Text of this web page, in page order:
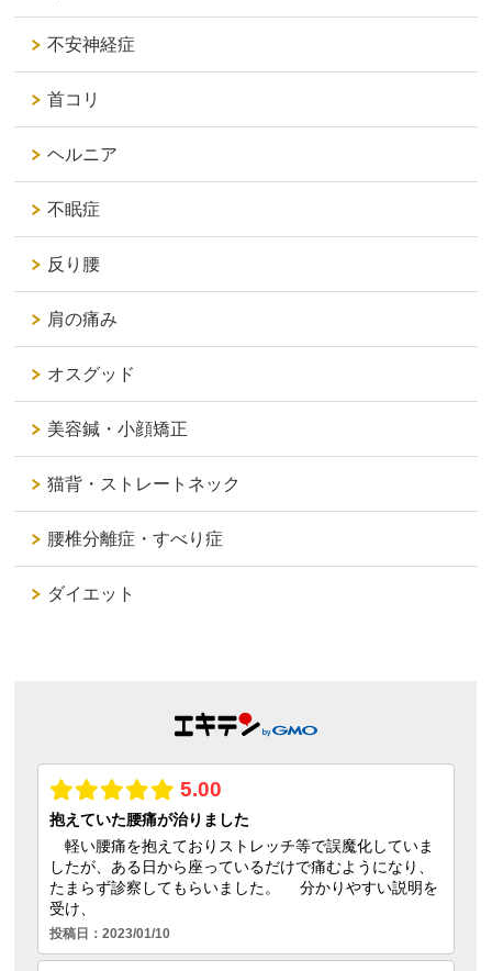
不安神経症
首コリ
ヘルニア
不眠症
反り腰
肩の痛み
オスグッド
美容鍼・小顔矯正
猫背・ストレートネック
腰椎分離症・すべり症
ダイエット